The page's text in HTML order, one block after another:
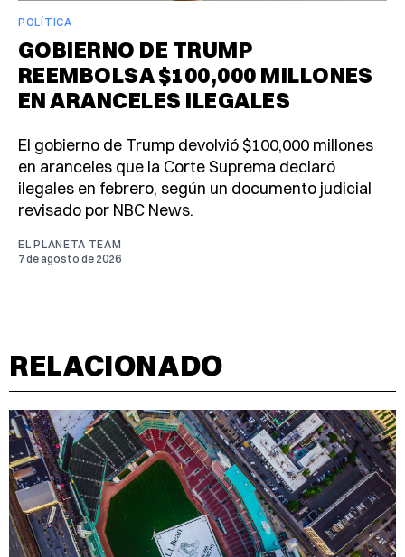
POLÍTICA
GOBIERNO DE TRUMP
REEMBOLSA $100,000 MILLONES
EN ARANCELES ILEGALES
El gobierno de Trump devolvió $100,000 millones
en aranceles que la Corte Suprema declaró
ilegales en febrero, según un documento judicial
revisado por NBC News.
EL PLANETA TEAM
7 de agosto de 2026
RELACIONADO